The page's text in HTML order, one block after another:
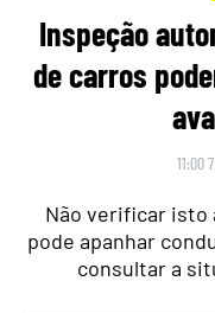
Inspeção
de carros
11:00
Não verificar isto
pode apanhar
consultar a